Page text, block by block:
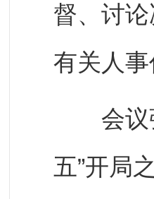
督、讨
有关人事
会议强
五”开局